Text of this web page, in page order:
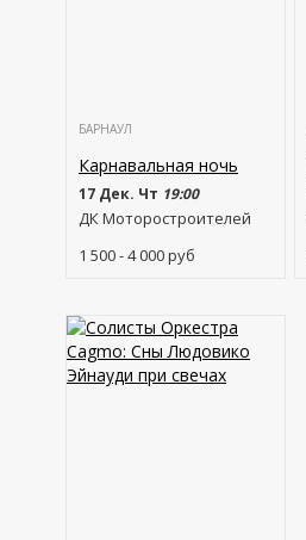
БАРНАУЛ
Карнавальная ночь
17 Дек. Чт 19:00
ДК Моторостроителей
1 500 - 4 000руб